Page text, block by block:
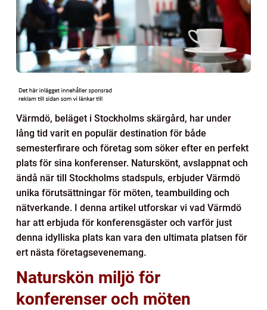
Värmdö, beläget i Stockholms skärgård, har under
lång tid varit en populär destination för både
semesterfirare och företag som söker efter en perfekt
plats för sina konferenser. Naturskönt, avslappnat och
ändå när till Stockholms stadspuls, erbjuder Värmdö
unika förutsättningar för möten, teambuilding och
nätverkande. I denna artikel utforskar vi vad Värmdö
har att erbjuda för konferensgäster och varför just
denna idylliska plats kan vara den ultimata platsen för
ert nästa företagsevenemang.
Naturskön miljö för
konferenser och möten